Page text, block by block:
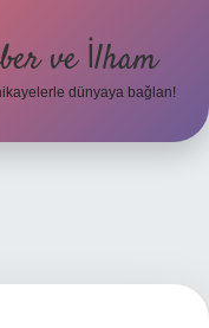
ve İlham
dünyaya bağlan!